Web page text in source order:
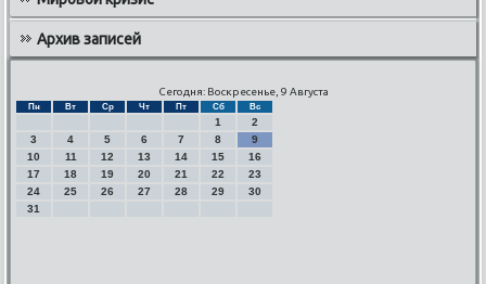
Архив записей
Сегодня: Воскресенье, 9 Августа
Пн Вт Ср Чт Пт Сб Вс
1
2
3
4 5 6 7 8
9
10
11 12 13 14 15
16
17
18 19 20 21 22
23
24
25 26 27 28 29
30
31